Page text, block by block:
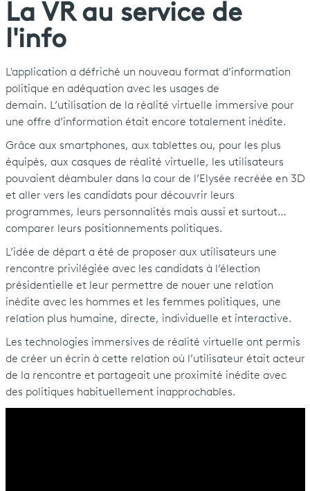
La VR au service de
l'info
L'application a défriché un nouveau format d’information
politique en adéquation avec les usages de
demain. L’utilisation de la réalité virtuelle immersive pour
une offre d’information était encore totalement inédite.
Grâce aux smartphones, aux tablettes ou, pour les plus
équipés, aux casques de réalité virtuelle, les utilisateurs
pouvaient déambuler dans la cour de l’Elysée recréée en 3D
et aller vers les candidats pour découvrir leurs
programmes, leurs personnalités mais aussi et surtout…
comparer leurs positionnements politiques.
L’idée de départ a été de proposer aux utilisateurs une
rencontre privilégiée avec les candidats à l’élection
présidentielle et leur permettre de nouer une relation
inédite avec les hommes et les femmes politiques, une
relation plus humaine, directe, individuelle et interactive.
Les technologies immersives de réalité virtuelle ont permis
de créer un écrin à cette relation où l’utilisateur était acteur
de la rencontre et partageait une proximité inédite avec
des politiques habituellement inapprochables.